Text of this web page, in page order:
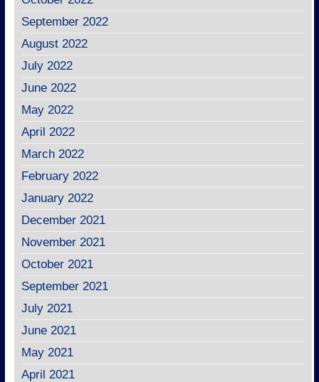
September 2022
August 2022
July 2022
June 2022
May 2022
April 2022
March 2022
February 2022
January 2022
December 2021
November 2021
October 2021
September 2021
July 2021
June 2021
May 2021
April 2021